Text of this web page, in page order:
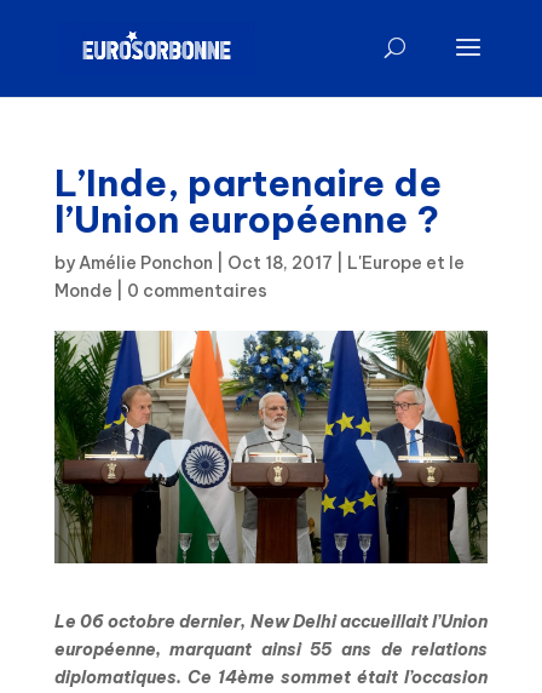
L’Inde, partenaire de
l’Union européenne ?
byAmélie Ponchon Oct 18, 2017
L'Europe et le
Monde
0 commentaires
Le 06 octobre dernier, New Delhi accueillait l’Union
européenne, marquant ainsi 55 ans de relations
diplomatiques. Ce 14ème sommet était l’occasion